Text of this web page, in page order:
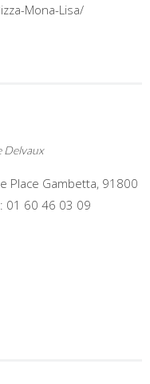
Mona-Lisa/
Delvaux
Place Gambetta, 91800
01 60 46 03 09‎